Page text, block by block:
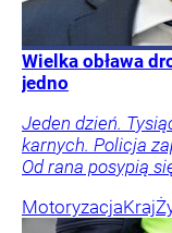
Wielka obława
jedno
Jeden dzień.
karnych. Policja
Od rana posypią
MotoryzacjaKraj